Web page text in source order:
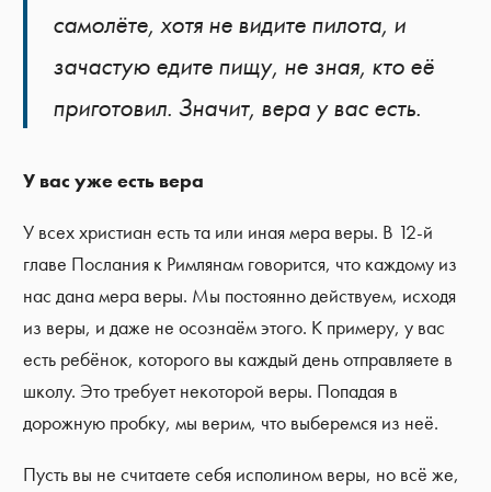
самолёте, хотя не видите пилота, и
зачастую едите пищу, не зная, кто её
приготовил. Значит, вера у вас есть.
У вас уже есть вера
У всех христиан есть та или иная мера веры. В 12-й
главе Послания к Римлянам говорится, что каждому из
нас дана мера веры. Мы постоянно действуем, исходя
из веры, и даже не осознаём этого. К примеру, у вас
есть ребёнок, которого вы каждый день отправляете в
школу. Это требует некоторой веры. Попадая в
дорожную пробку, мы верим, что выберемся из неё.
Пусть вы не считаете себя исполином веры, но всё же,